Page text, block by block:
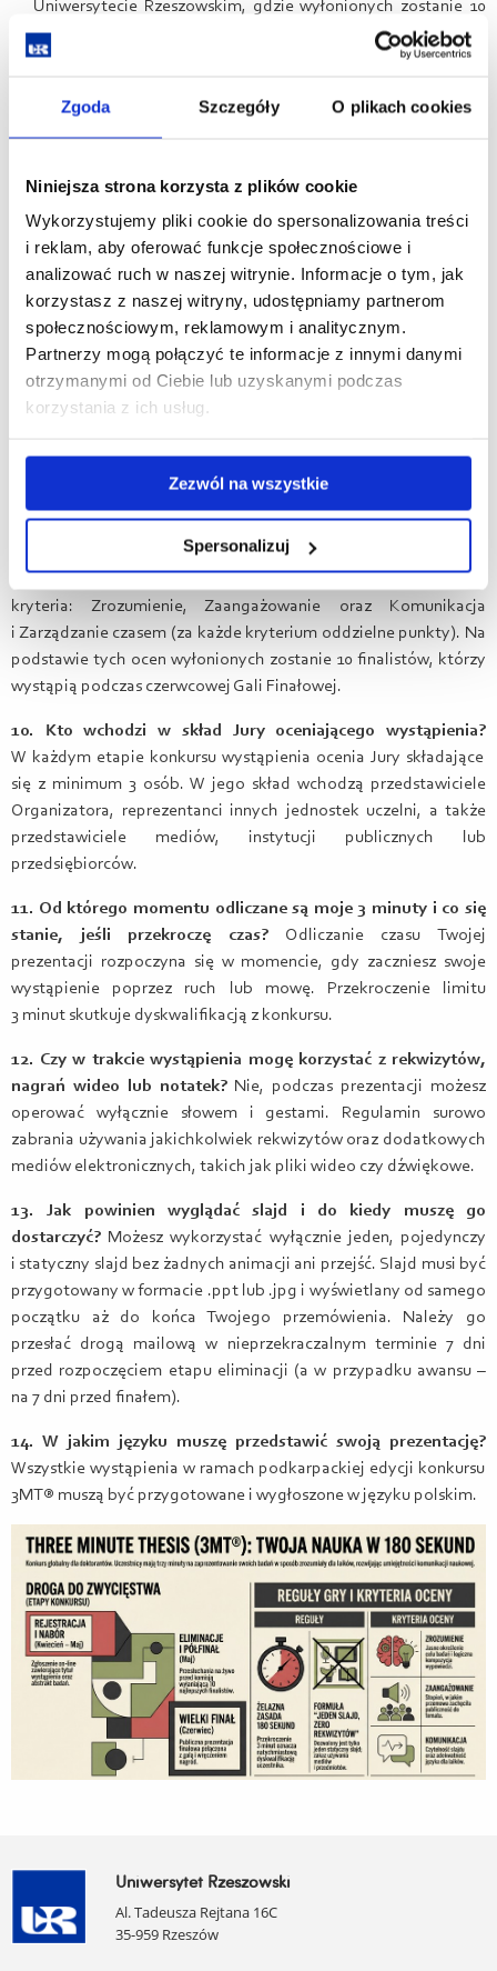
Zgoda Szczegóły O plikach cookies
Niniejsza strona korzysta z plików cookie
Wykorzystujemy pliki cookie do spersonalizowania treści
i reklam, aby oferować funkcje społecznościowe i
analizować ruch w naszej witrynie. Informacje o tym, jak
korzystasz z naszej witryny, udostępniamy partnerom
społecznościowym, reklamowym i analitycznym.
Partnerzy mogą połączyć te informacje z innymi danymi
otrzymanymi od Ciebie lub uzyskanymi podczas
korzystania z ich usług.
Zezwól na wszystkie
Spersonalizuj
Uniwersytecie Rzeszowskim, gdzie wyłonionych zostanie 10
Wielka Gala Finałowa w Millenium Hall
7. Co mogę wygrać?Na laureatów finału czekają nagrody
finansowe – przyznawane są nagrody za I, II i III miejsce, a także
Nagroda Publiczności i Nagroda Specjalna.
8. Kto wybiera zwycięzców?Podczas finału laureatów miejsc I-III
oraz Nagrody Specjalnej wybiera oficjalne Jury złożone m.in.
z przedstawicieli nauki, mediów i biznesu. Równolegle swoją
nagrodę przyznaje również Publiczność w drodze anonimowego
głosowania. Zdobycie miejsca na podium od Jury nie wyklucza
możliwości zdobycia Nagrody Publiczności.
9. Jak wygląda ścieżka eliminacji i jak wybierani są finaliści?
przesyłania formularzy zgłoszeniowych, a ogólny limit
2026 r. i będą miały formę przesłuchań na żywo przed specjalnie
powołaną komisją. Podczas wystąpień Jury oceni 3 kryteria
kryteria: Zrozumienie, Zaangażowanie oraz Komunikacja
i Zarządzanie czasem (za każde kryterium oddzielne punkty). Na
podstawie tych ocen wyłonionych zostanie 10 finalistów, którzy
wystąpią podczas czerwcowej Gali Finałowej.
10. Kto wchodzi w skład Jury oceniającego wystąpienia?
W każdym etapie konkursu wystąpienia ocenia Jury składające
się z minimum 3 osób. W jego skład wchodzą przedstawiciele
Organizatora, reprezentanci innych jednostek uczelni, a także
przedstawiciele mediów, instytucji publicznych lub
przedsiębiorców.
11. Od którego momentu odliczane są moje 3 minuty i co się
stanie, jeśli przekroczę czas? Odliczanie czasu Twojej
prezentacji rozpoczyna się w momencie, gdy zaczniesz swoje
wystąpienie poprzez ruch lub mowę. Przekroczenie limitu
3 minut skutkuje dyskwalifikacją z konkursu.
12. Czy w trakcie wystąpienia mogę korzystać z rekwizytów,
nagrań wideo lub notatek?Nie, podczas prezentacji możesz
operować wyłącznie słowem i gestami. Regulamin surowo
zabrania używania jakichkolwiek rekwizytów oraz dodatkowych
mediów elektronicznych, takich jak pliki wideo czy dźwiękowe.
13. Jak powinien wyglądać slajd i do kiedy muszę go
dostarczyć? Możesz wykorzystać wyłącznie jeden, pojedynczy
i statyczny slajd bez żadnych animacji ani przejść. Slajd musi być
przygotowany w formacie .ppt lub .jpg i wyświetlany od samego
początku aż do końca Twojego przemówienia. Należy go
przesłać drogą mailową w nieprzekraczalnym terminie 7 dni
przed rozpoczęciem etapu eliminacji (a w przypadku awansu –
na 7 dni przed finałem).
14. W jakim języku muszę przedstawić swoją prezentację?
Wszystkie wystąpienia w ramach podkarpackiej edycji konkursu
3MT® muszą być przygotowane i wygłoszone w języku polskim.
Uniwersytet Rzeszowski
Al. Tadeusza Rejtana 16C
35-959 Rzeszów